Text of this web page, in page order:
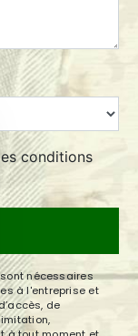
le
conditions
sont nécessaires
à l'entreprise et
de